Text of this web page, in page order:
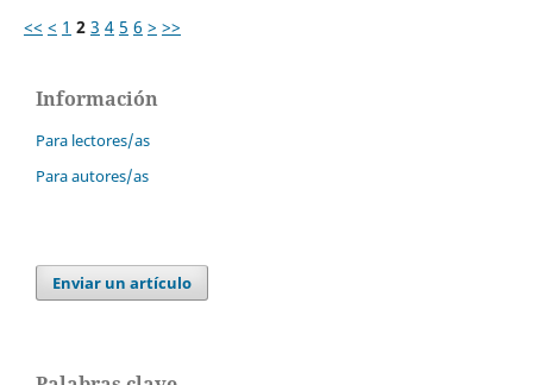
<< < 1 2 3 4 5 6 > >>
Información
Para lectores/as
Para autores/as
Enviar un artículo